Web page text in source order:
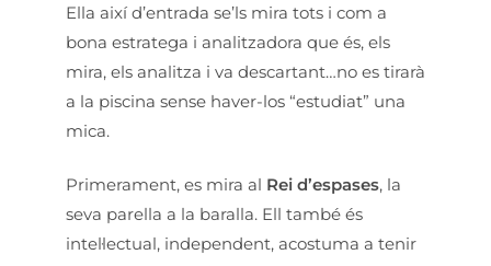
Ella així d’entrada se’ls mira tots i com a
bona estratega i analitzadora que és, els
mira, els analitza i va descartant…no es tirarà
a la piscina sense haver-los “estudiat” una
mica.
Primerament, es mira al Rei d’espases, la
seva parella a la baralla. Ell també és
intel·lectual, independent, acostuma a tenir